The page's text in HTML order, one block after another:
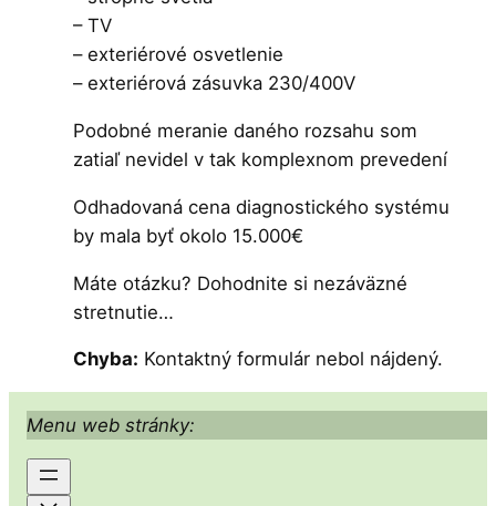
– TV
– exteriérové osvetlenie
– exteriérová zásuvka 230/400V
Podobné meranie daného rozsahu som
zatiaľ nevidel v tak komplexnom prevedení
Odhadovaná cena diagnostického systému
by mala byť okolo 15.000€
Máte otázku? Dohodnite si nezáväzné
stretnutie…
Chyba: Kontaktný formulár nebol nájdený.
Menu web stránky: